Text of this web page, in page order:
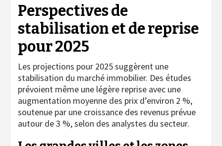
Perspectives de
stabilisation et de reprise
pour 2025
Les projections pour 2025 suggèrent une
stabilisation du marché immobilier. Des études
prévoient même une légère reprise avec une
augmentation moyenne des prix d’environ 2 %,
soutenue par une croissance des revenus prévue
autour de 3 %, selon des analystes du secteur.